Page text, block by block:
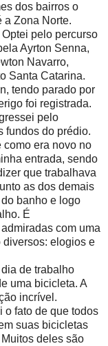
dos bairros o
a Zona Norte.
pelo percurso
Ayrton Senna,
Navarro,
Santa Catarina.
tendo parado por
foi registrada.
pelo
fundos do prédio.
como era novo no
entrada, sendo
que trabalhava
as dos demais
banho e logo
É
com uma
diversos: elogios e
de trabalho
uma bicicleta. A
incrível.
o fato de que todos
suas bicicletas
deles são